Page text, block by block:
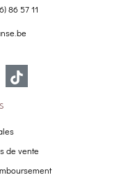
86 57 11
de vente